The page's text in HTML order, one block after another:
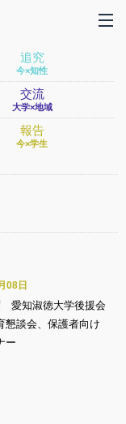
追究
今×知性
交流
大学×地域
報告
今×学生
愛知淑徳大学後援会
懇談会、保護者向け
ー
08日